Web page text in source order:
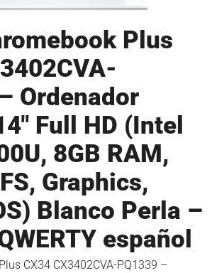
Plus
Ordenador
Full HD (Intel
8GB RAM,
Graphics,
Blanco Perla –
español
CX34 CX3402CVA-PQ1339 –